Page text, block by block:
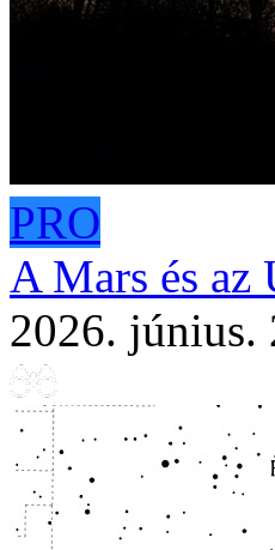
PRO
A Mars és az
2026. június.